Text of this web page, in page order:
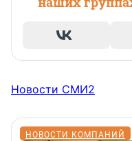
Новости СМИ2
НОВОСТИ КОМПАНИЙ